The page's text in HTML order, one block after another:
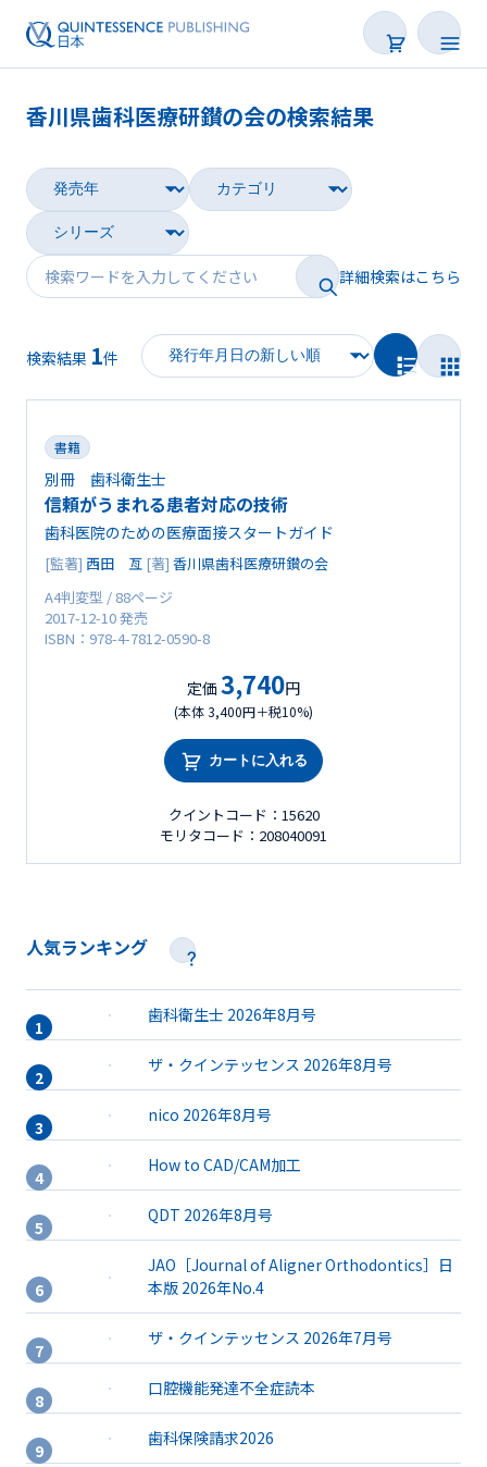
雑誌
映像
電子BOOK
著者一覧
香川県歯科医療研鑚の会の検索結果
詳細検索はこちら
検索結果 1件
書籍
別冊 歯科衛生士
信頼がうまれる患者対応の技術
歯科医院のための医療面接スタートガイド
[監著] 西田 亙 [著] 香川県歯科医療研鑚の会
A4判変型 / 88ページ
2017-12-10 発売
ISBN：978-4-7812-0590-8
定価 3,740円
(本体 3,400円＋税10%)
カートに入れる
クイントコード：15620
モリタコード：208040091
人気ランキング
歯科衛生士 2026年8月号
ザ・クインテッセンス 2026年8月号
nico 2026年8月号
How to CAD/CAM加工
QDT 2026年8月号
JAO［Journal of Aligner Orthodontics］日
本版 2026年No.4
ザ・クインテッセンス 2026年7月号
口腔機能発達不全症読本
歯科保険請求2026